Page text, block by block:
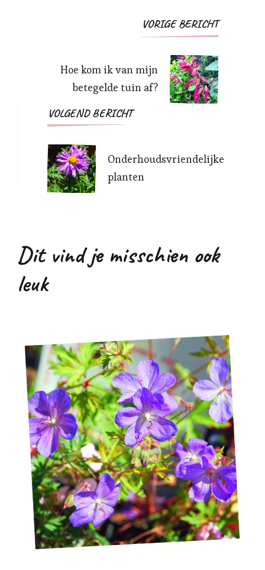
Bericht
VORIGE BERICHT
Hoe kom ik van mijn
betegelde tuin af?
VOLGEND BERICHT
Onderhoudsvriendelijke
planten
Dit vind je misschien ook
leuk